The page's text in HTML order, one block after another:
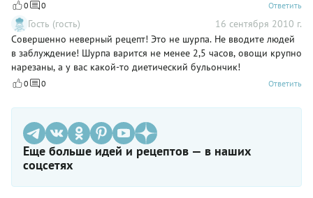
0 0 Ответить
Гость (гость)
16 сентября 2010 г.
Совершенно неверный рецепт! Это не шурпа. Не вводите людей
в заблуждение! Шурпа варится не менее 2,5 часов, овощи крупно
нарезаны, а у вас какой-то диетический бульончик!
0 0 Ответить
Еще больше идей и рецептов — в наших
соцсетях